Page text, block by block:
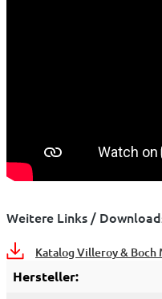
Weitere Links /
Katalog Villeroy & Boch
Hersteller: